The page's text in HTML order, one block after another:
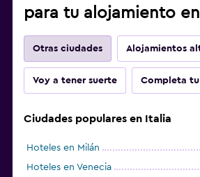
para tu alojamiento
Otras ciudades Alojamientos
Voy a tener suerte Completa
Ciudades populares en Italia
Hoteles en Milán
Hoteles en Venecia